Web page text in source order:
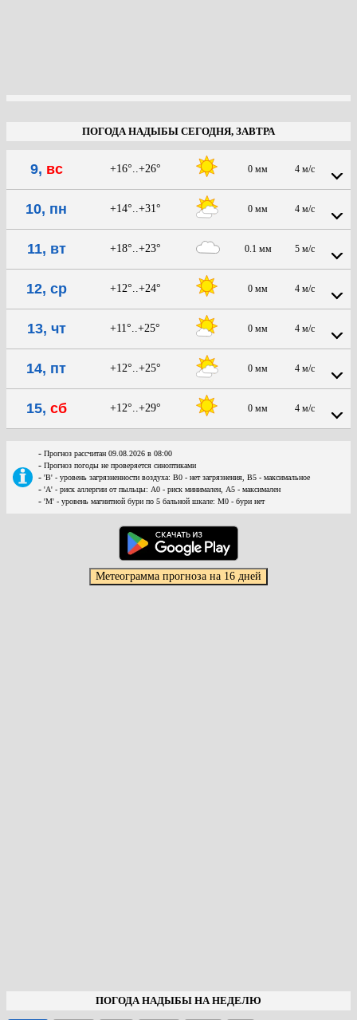
ПОГОДА НАДЫБЫ СЕГОДНЯ, ЗАВТРА
9, вс +16°..+26° 0 мм 4 м/с
10, пн +14°..+31° 0 мм 4 м/с
11, вт +18°..+23° 0.1 мм 5 м/с
12, ср +12°..+24° 0 мм 4 м/с
13, чт +11°..+25° 0 мм 4 м/с
14, пт +12°..+25° 0 мм 4 м/с
15, сб +12°..+29° 0 мм 4 м/с
- Прогноз рассчитан 09.08.2026 в 08:00
- Прогноз погоды не проверяется синоптиками
- 'В' - уровень загрязненности воздуха: В0 - нет загрязнения, В5 - максимальное
- 'А' - риск аллергии от пыльцы: А0 - риск минимален, А5 - максимален
- 'М' - уровень магнитной бури по 5 бальной шкале: М0 - бури нет
ПОГОДА НАДЫБЫ НА НЕДЕЛЮ